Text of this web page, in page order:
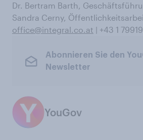
Dr. Bertram Barth,
Sandra Cerny,
office@integral.co.at | +43 1
Abonnieren Sie den
Newsletter
YouGov